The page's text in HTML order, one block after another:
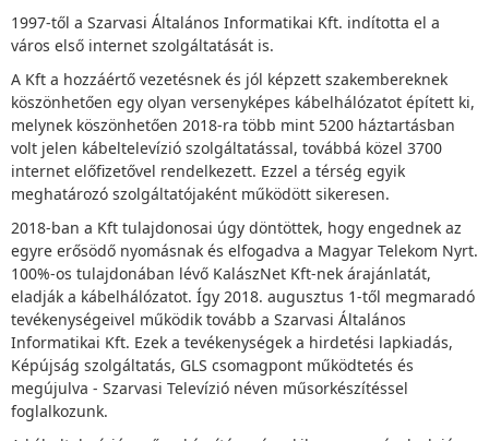
1997-től a Szarvasi Általános Informatikai Kft. indította el a
város első internet szolgáltatását is.
A Kft a hozzáértő vezetésnek és jól képzett szakembereknek
köszönhetően egy olyan versenyképes kábelhálózatot épített ki,
melynek köszönhetően 2018-ra több mint 5200 háztartásban
volt jelen kábeltelevízió szolgáltatással, továbbá közel 3700
internet előfizetővel rendelkezett. Ezzel a térség egyik
meghatározó szolgáltatójaként működött sikeresen.
2018-ban a Kft tulajdonosai úgy döntöttek, hogy engednek az
egyre erősödő nyomásnak és elfogadva a Magyar Telekom Nyrt.
100%-os tulajdonában lévő KalászNet Kft-nek árajánlatát,
eladják a kábelhálózatot. Így 2018. augusztus 1-től megmaradó
tevékenységeivel működik tovább a Szarvasi Általános
Informatikai Kft. Ezek a tevékenységek a hirdetési lapkiadás,
Képújság szolgáltatás, GLS csomagpont működtetés és
megújulva - Szarvasi Televízió néven műsorkészítéssel
foglalkozunk.